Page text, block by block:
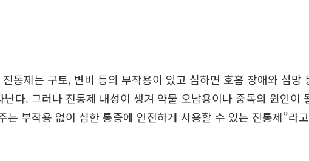
통제는 구토, 변비 등의 부작용이 있고 심하면 호흡 장애와 섬망
다. 그러나 진통제 내성이 생겨 약물 오남용이나 중독의 원인이
는 부작용 없이 심한 통증에 안전하게 사용할 수 있는 진통제”라